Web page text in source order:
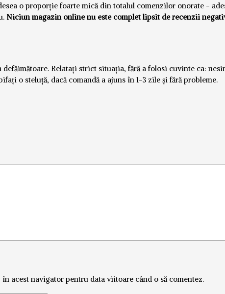
o proporție foarte mică din totalul comenzilor onorate -
Niciun magazin online nu este complet lipsit de recenzii
Relatați strict situația, fără a folosi cuvinte ca:
o steluță, dacă comandă a ajuns în 1-3 zile și fără probleme.
acest navigator pentru data viitoare când o să comentez.